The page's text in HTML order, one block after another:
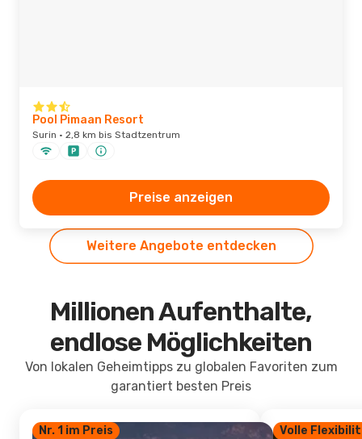
Pool Pimaan Resort
Surin · 2,8 km bis Stadtzentrum
Preise anzeigen
Weitere Angebote entdecken
Millionen Aufenthalte,
endlose Möglichkeiten
Von lokalen Geheimtipps zu globalen Favoriten zum
garantiert besten Preis
Nr. 1 im Preis Volle